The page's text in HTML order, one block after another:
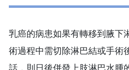
乳癌的病患如果有轉移到腋下
術過程中需切除淋巴結或手術
話，則日後併發上肢淋巴水腫